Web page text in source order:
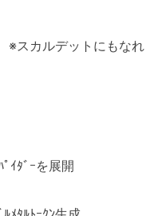
カルデットにもなれ
ﾟｲﾀﾞｰを展開